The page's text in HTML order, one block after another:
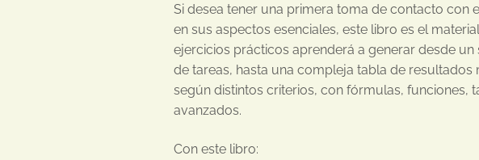
Si desea tener una primera toma de contacto con
en sus aspectos esenciales, este libro es el
ejercicios prácticos aprenderá a generar desde
de tareas, hasta una compleja tabla de
según distintos criterios, con fórmulas, funciones,
avanzados.
Con este libro: